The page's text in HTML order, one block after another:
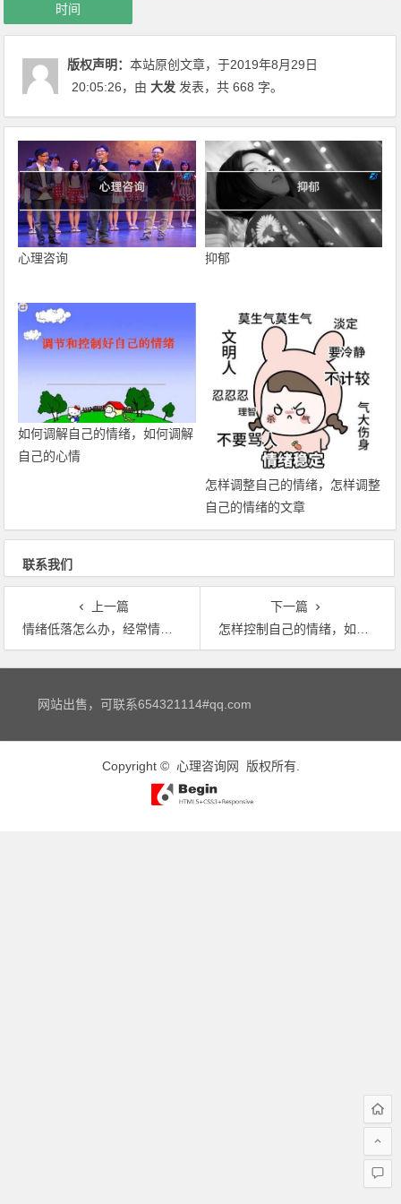
时间
版权声明：本站原创文章，于2019年8月29日
20:05:26，由大发 发表，共 668 字。
心理咨询 抑郁
如何调解自己的情绪，如何调解
自己的心情
怎样调整自己的情绪，怎样调整
自己的情绪的文章
联系我们
上一篇
情绪低落怎么办，经常情绪低落怎么办？
下一篇
怎样控制自己的情绪，如何控制自己的情绪？
文章导航
网站出售，可联系654321114#qq.com
Copyright © 心理咨询网 版权所有.